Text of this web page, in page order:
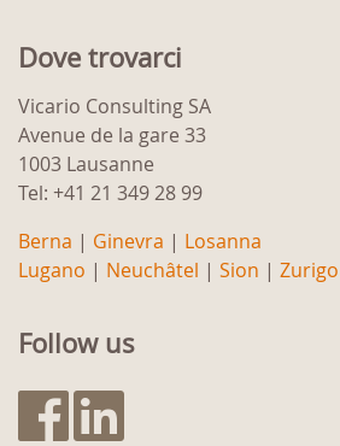
Dove trovarci
Vicario Consulting SA
Avenue de la gare 33
1003 Lausanne
Tel: +41 21 349 28 99
Berna | Ginevra | Losanna
Lugano | Neuchâtel | Sion | Zurigo
Follow us